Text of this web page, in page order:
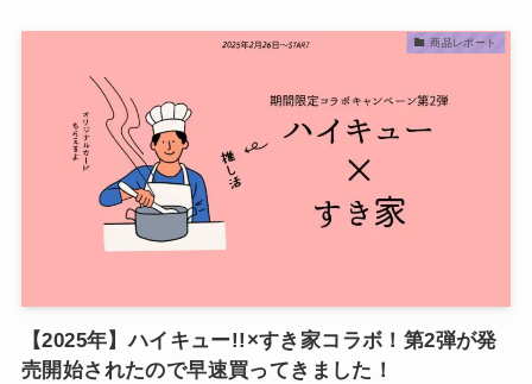
商品レポート
【2025年】ハイキュー!!×すき家コラボ！第2弾が発
売開始されたので早速買ってきました！